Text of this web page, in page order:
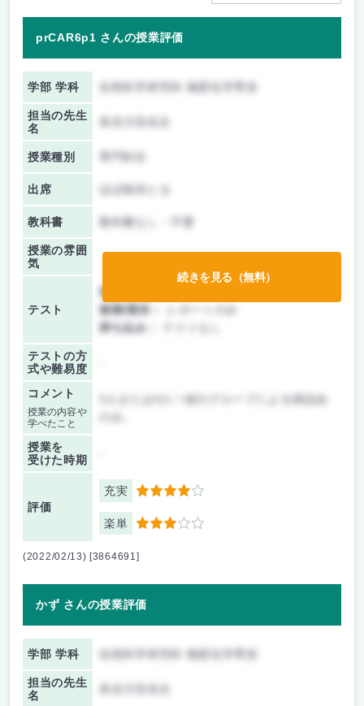
prCAR6p1 さんの授業評価
学部 学科 自然科学研究科 物質化学専攻
担当の先生
名
授業種別
出席 ほぼ毎回とる
教科書 教科書なし・不要
授業の雰囲
気
テスト
前期/中間：
後期/期末：
持ち込み：
テストの方
式や難易度
コメント
授業の内容や
学べたこと
3人または4人一組のグループによる雑誌会
授業を
受けた時期
評価
充実 4
楽単 3
続きを見る（無料）
(2022/02/13) [3864691]
かず さんの授業評価
学部 学科 自然科学研究科 物質化学専攻
担当の先生
名